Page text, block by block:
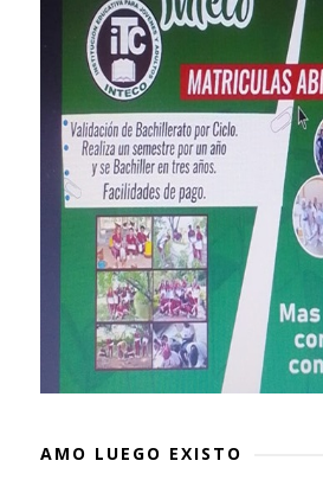
AMO LUEGO EXISTO